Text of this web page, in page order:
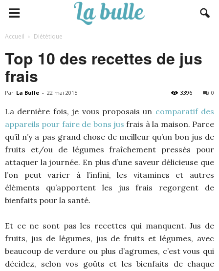
Accueil Diététique
Top 10 des recettes de jus
frais
Par La Bulle - 22 mai 2015 0
3396
La dernière fois, je vous proposais un comparatif des
appareils pour faire de bons jusfrais à la maison. Parce
qu’il n’y a pas grand chose de meilleur qu’un bon jus de
fruits et/ou de légumes fraîchement pressés pour
attaquer la journée. En plus d’une saveur délicieuse que
l’on peut varier à l’infini, les vitamines et autres
éléments qu’apportent les jus frais regorgent de
bienfaits pour la santé.
Et ce ne sont pas les recettes qui manquent. Jus de
fruits, jus de légumes, jus de fruits et légumes, avec
beaucoup de verdure ou plus d’agrumes, c’est vous qui
décidez, selon vos goûts et les bienfaits de chaque